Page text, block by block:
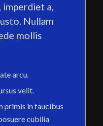
imperdiet a,
Nullam
mollis
arcu.
velit.
primis in faucibus
cubilia